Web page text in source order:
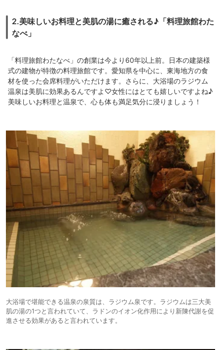
2.美味しいお料理と美肌の湯に癒される♪「料理旅館わた
なべ」
「料理旅館わたなべ」の創業は今より60年以上前。日本の建築様
式の建物が特徴の料理旅館です。愛知県を中心に、東海地方の食
材を使った会席料理がいただけます。さらに、大浴場のラジウム
温泉は美肌に効果あるんですよ♡女性にはとても嬉しいですよね♪
美味しいお料理と温泉で、心も体も満足気分に浸りましょう！
大浴場で堪能できる温泉の泉質は、ラジウム泉です。ラジウムは三大美
肌の湯の1つと言われていて、ラドンのイオン化作用により新陳代謝を促
進させる効果があると言われています。